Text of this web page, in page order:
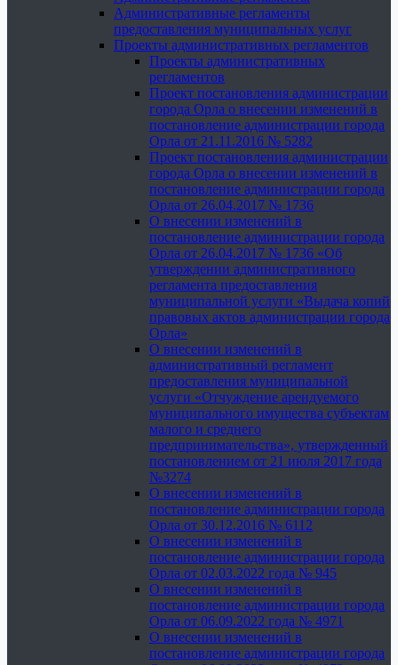
Административные регламенты
предоставления муниципальных услуг
Проекты административных регламентов
Проекты административных
регламентов
Проект постановления администрации
города Орла о внесении изменений в
постановление администрации города
Орла от 21.11.2016 № 5282
Проект постановления администрации
города Орла о внесении изменений в
постановление администрации города
Орла от 26.04.2017 № 1736
О внесении изменений в
постановление администрации города
Орла от 26.04.2017 № 1736 «Об
утверждении административного
регламента предоставления
муниципальной услуги «Выдача копий
правовых актов администрации города
Орла»
О внесении изменений в
административный регламент
предоставления муниципальной
услуги «Отчуждение арендуемого
муниципального имущества субъектам
малого и среднего
предпринимательства», утвержденный
постановлением от 21 июля 2017 года
№3274
О внесении изменений в
постановление администрации города
Орла от 30.12.2016 № 6112
О внесении изменений в
постановление администрации города
Орла от 02.03.2022 года № 945
О внесении изменений в
постановление администрации города
Орла от 06.09.2022 года № 4971
О внесении изменений в
постановление администрации города